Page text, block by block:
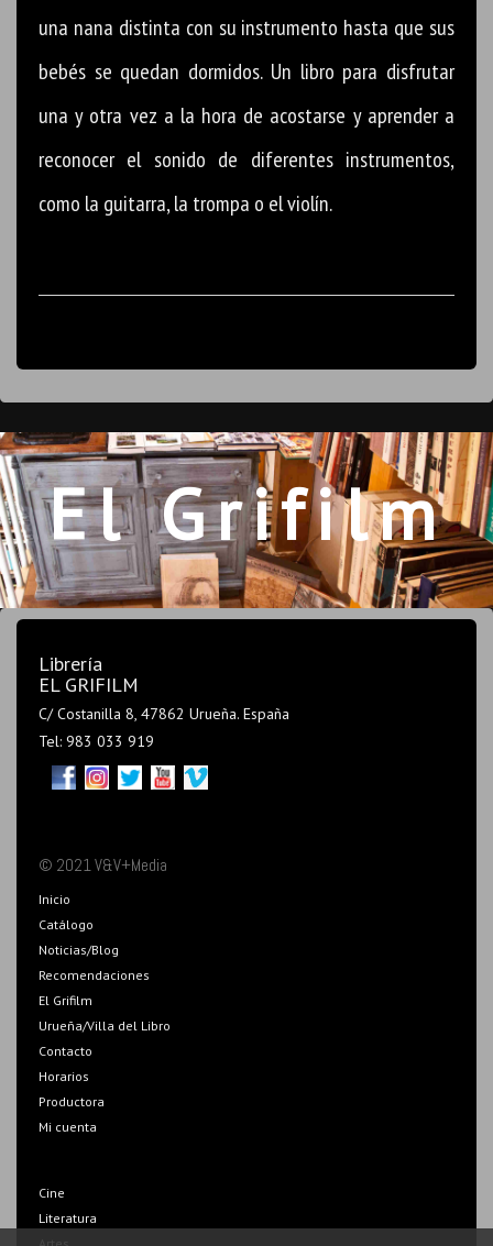
una nana distinta con su instrumento hasta que sus
bebés se quedan dormidos. Un libro para disfrutar
una y otra vez a la hora de acostarse y aprender a
reconocer el sonido de diferentes instrumentos,
como la guitarra, la trompa o el violín.
El Grifilm
Librería
EL GRIFILM
C/ Costanilla 8, 47862 Urueña. España
Tel: 983 033 919
© 2021 V&V+Media
Inicio
Catálogo
Noticias/Blog
Recomendaciones
El Grifilm
Urueña/Villa del Libro
Contacto
Horarios
Productora
Mi cuenta
Cine
Literatura